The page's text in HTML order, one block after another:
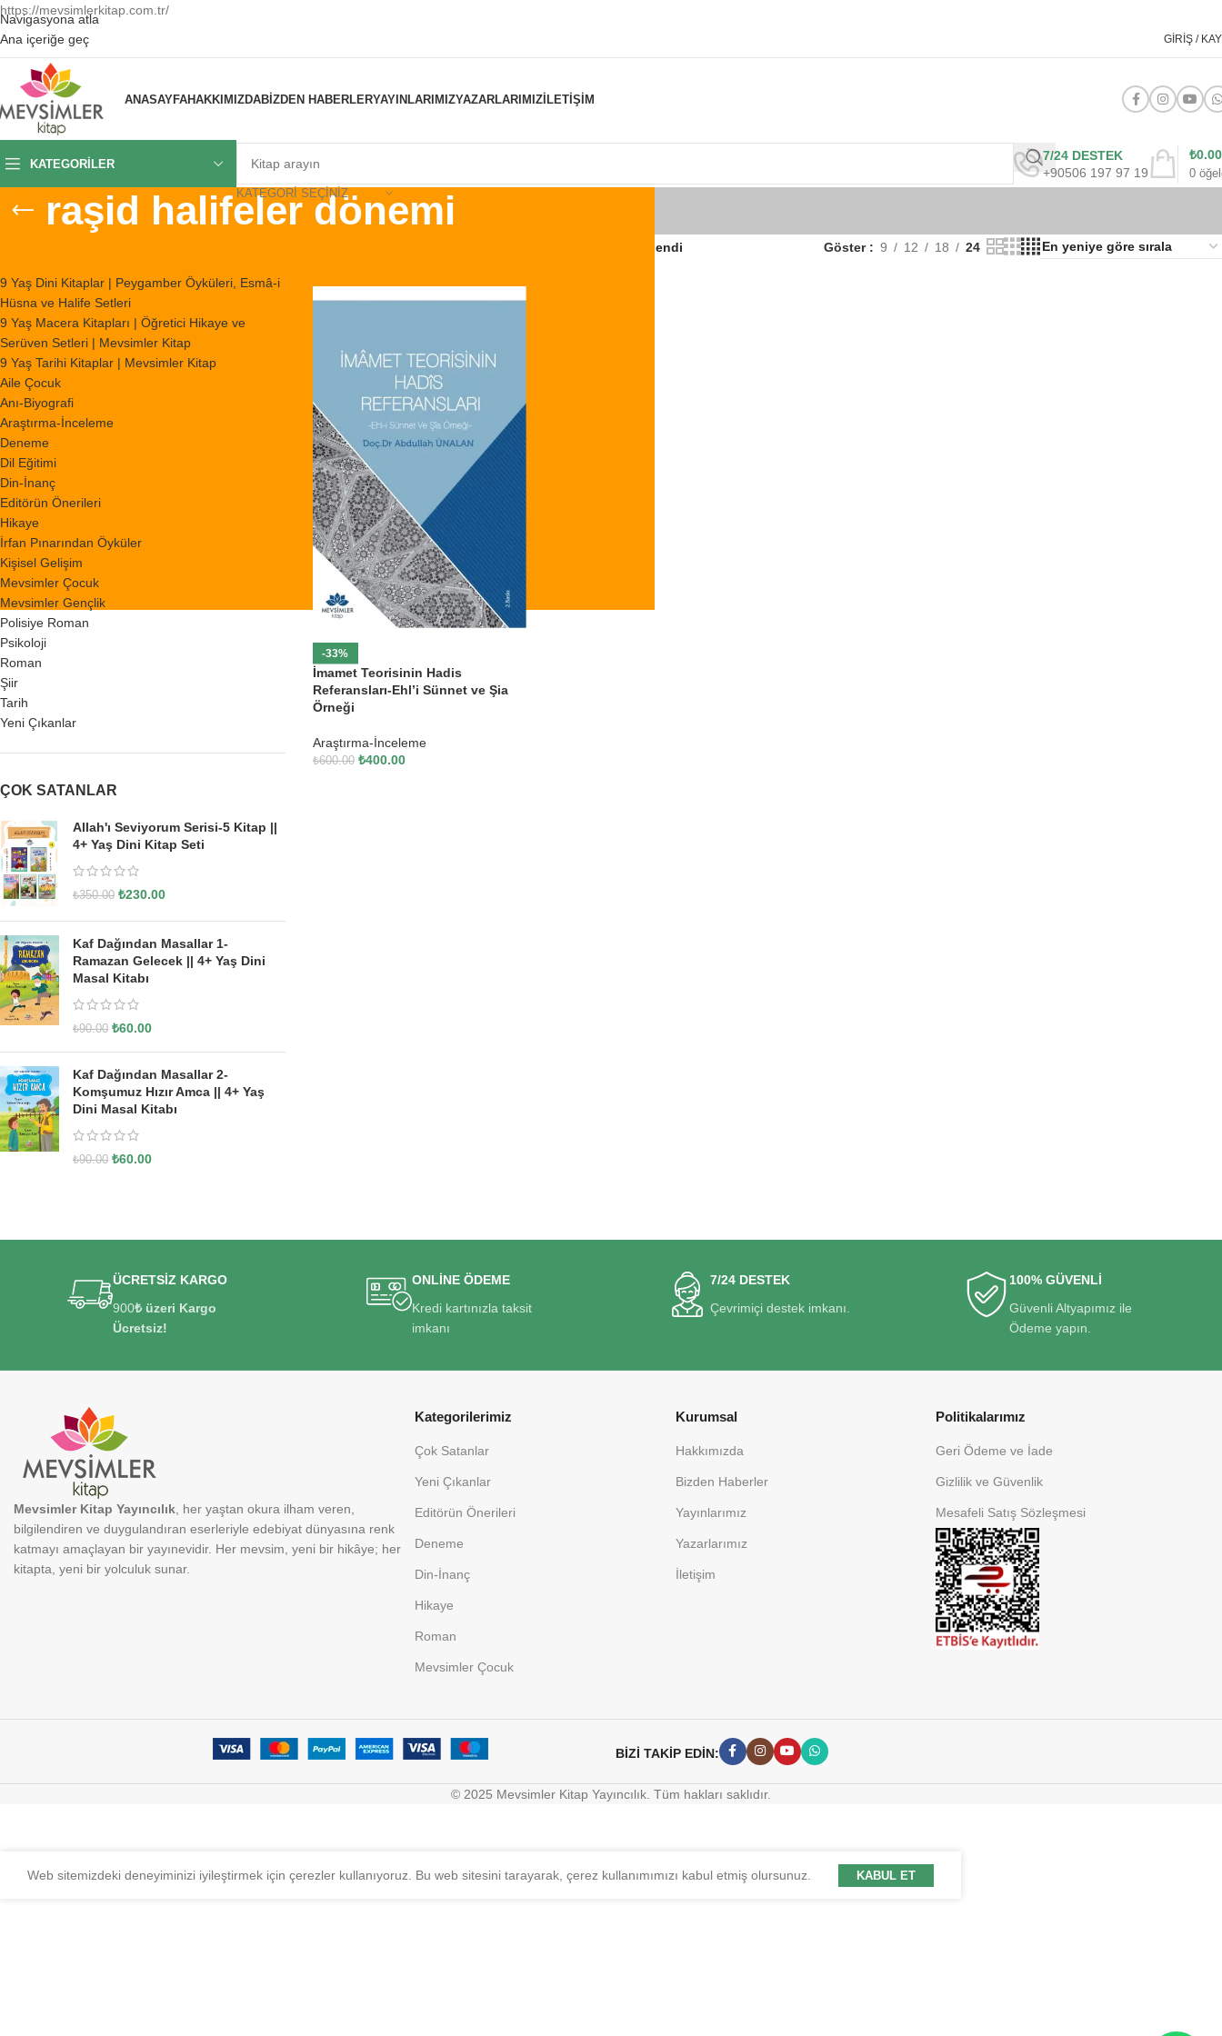
https://mevsimlerkitap.com.tr/
Navigasyona atla
Ana içeriğe geç
GIRIŞ /
ANASAYFAHAKKIMIZDABIZDEN HABERLERYAYINLARIMIZYAZARLARIMIZİLETIŞIM
KATEGORILER
KATEGORI SEÇINIZ
7/24 DESTEK
+90506 197 97 19
0
₺0.00
raşid halifeler dönemi
9 Yaş Dini Kitaplar | Peygamber Öyküleri, Esmâ-i
Hüsna ve Halife Setleri
9 Yaş Macera Kitapları | Öğretici Hikaye ve
Serüven Setleri | Mevsimler Kitap
9 Yaş Tarihi Kitaplar | Mevsimler Kitap
Aile Çocuk
Anı-Biyografi
Araştırma-İnceleme
Deneme
Dil Eğitimi
Din-İnanç
Editörün Önerileri
Hikaye
İrfan Pınarından Öyküler
Kişisel Gelişim
Mevsimler Çocuk
Mevsimler Gençlik
Polisiye Roman
Psikoloji
Roman
Şiir
Tarih
Yeni Çıkanlar
ÇOK SATANLAR
Allah'ı Seviyorum Serisi-5 Kitap ||
4+ Yaş Dini Kitap Seti
₺350.00 ₺230.00
Kaf Dağından Masallar 1-
Ramazan Gelecek || 4+ Yaş Dini
Masal Kitabı
₺90.00 ₺60.00
Kaf Dağından Masallar 2-
Komşumuz Hızır Amca || 4+ Yaş
Dini Masal Kitabı
₺90.00 ₺60.00
Ürünler “raşid halifeler dönemi” olarak etiketlendi Göster 9 12 18 24
-33%
İmamet Teorisinin Hadis
Referansları-Ehl’i Sünnet ve Şia
Örneği
Araştırma-İnceleme
₺600.00 ₺400.00
ÜCRETSİZ KARGO
900₺ üzeri Kargo
Ücretsiz!
ONLİNE ÖDEME
Kredi kartınızla taksit
imkanı
7/24 DESTEK
Çevrimiçi destek imkanı.
100% GÜVENLİ
Güvenli Altyapımız ile
Ödeme yapın.
Kategorilerimiz
Çok Satanlar
Yeni Çıkanlar
Editörün Önerileri
Deneme
Din-İnanç
Hikaye
Roman
Mevsimler Çocuk
Kurumsal
Hakkımızda
Bizden Haberler
Yayınlarımız
Yazarlarımız
İletişim
Politikalarımız
Geri Ödeme ve İade
Gizlilik ve Güvenlik
Mesafeli Satış Sözleşmesi
Mevsimler Kitap Yayıncılık , her yaştan okura ilham veren,
bilgilendiren ve duygulandıran eserleriyle edebiyat dünyasına renk
katmayı amaçlayan bir yayınevidir. Her mevsim, yeni bir hikâye; her
kitapta, yeni bir yolculuk sunar.
BİZİ TAKİP EDİN:
© 2025 Mevsimler Kitap Yayıncılık. Tüm hakları saklıdır.
Web sitemizdeki deneyiminizi iyileştirmek için çerezler kullanıyoruz. Bu web sitesini tarayarak, çerez kullanımımızı kabul etmiş olursunuz. KABUL ET